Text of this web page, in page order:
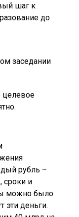
шаг к
до
заседании
целевое
рубль –
сроки и
можно было
эти деньги.